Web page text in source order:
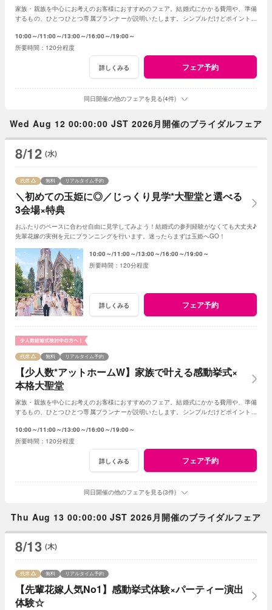
家族・親族を中心にお考えのお客様におすすめのフェア。結婚式にかかる費用や、準備
するもの、ひとつひとつ専属プランナーが説明いたします。シンプルだけどポイントを
10:00～ 11:00～ 13:00～ 16:00～ 19:00～
120分程度
詳しくみる フェア予約
同日開催の他のフェアを見る(4件)
Wed Aug 12 00:00:00 JST 2026月開催のブライダルフェア
8/12 (水)
＼初めての玉姫に◎／じっくり見学*大聖堂と選べる
3会場×特典
残席 無料 リアルタイム予約
おふたりのペースに合わせ自由に見学してみよう！結婚式の参列経験がなくても大丈夫♪
先輩花嫁の実例を元にプランニングを行います。迷ったらまずは玉姫へGO！
10:00～ 11:00～ 13:00～ 16:00～ 19:00～
120分程度
詳しくみる フェア予約
【少人数*アットホームW】家族で叶える感動挙式×
本格大聖堂
残席 無料 リアルタイム予約
家族・親族を中心にお考えのお客様におすすめのフェア。結婚式にかかる費用や、準備
するもの、ひとつひとつ専属プランナーが説明いたします。シンプルだけどポイントを
10:00～ 11:00～ 13:00～ 16:00～ 19:00～
120分程度
詳しくみる フェア予約
同日開催の他のフェアを見る(3件)
Thu Aug 13 00:00:00 JST 2026月開催のブライダルフェア
8/13 (木)
【先輩花嫁人気No1】感動挙式体験×パーティー演出
体験☆
残席 無料 リアルタイム予約